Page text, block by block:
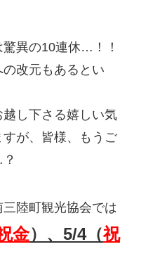
異の10連休…！！
改元もあるとい
し下さる嬉しい気
が、皆様、もうご
陸町観光協会では
金）、5/4（祝